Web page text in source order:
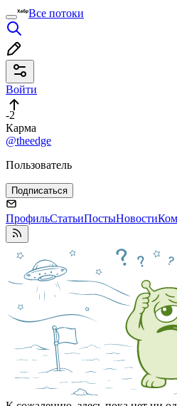
Все потоки
Войти
-2
Карма
@theedge
Пользователь
Подписаться
ПрофильСтатьиПостыНовости